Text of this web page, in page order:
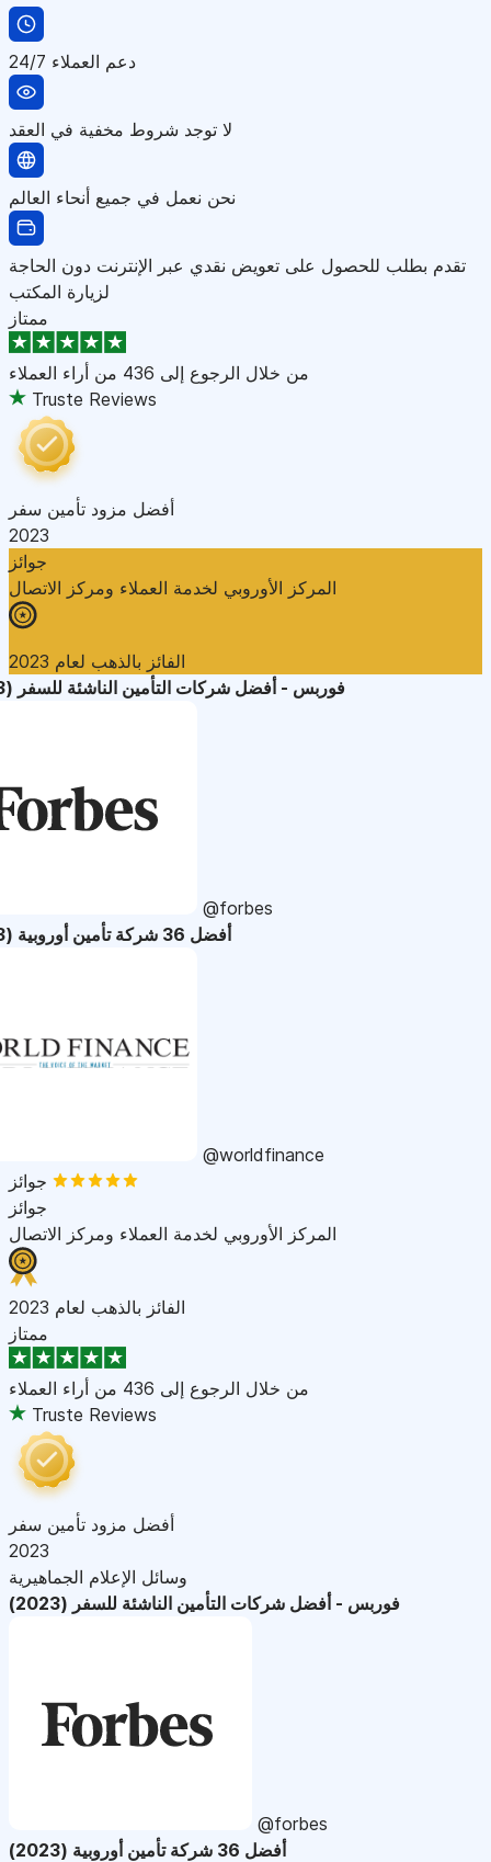
دعم العملاء 24/7
لا توجد شروط مخفية في العقد
نحن نعمل في جميع أنحاء العالم
تقدم بطلب للحصول على تعويض نقدي عبر الإنترنت دون الحاجة
لزيارة المكتب
ممتاز
من خلال الرجوع إلى 436 من أراء العملاء
Truste Reviews
أفضل مزود تأمين سفر
2023
جوائز
المركز الأوروبي لخدمة العملاء ومركز الاتصال
الفائز بالذهب لعام 2023
فوربس - أفضل شركات التأمين الناشئة للسفر (2023)
@forbes
أفضل 36 شركة تأمين أوروبية (2023)
@worldfinance
جوائز
المركز الأوروبي لخدمة العملاء ومركز الاتصال
الفائز بالذهب لعام 2023
ممتاز
من خلال الرجوع إلى 436 من أراء العملاء
Truste Reviews
أفضل مزود تأمين سفر
2023
وسائل الإعلام الجماهيرية
فوربس - أفضل شركات التأمين الناشئة للسفر (2023)
@forbes
أفضل 36 شركة تأمين أوروبية (2023)